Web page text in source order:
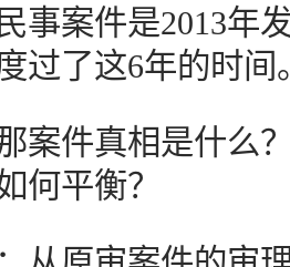
事案件是2013年
过了这6年的时间
件真相是什么？
何平衡？